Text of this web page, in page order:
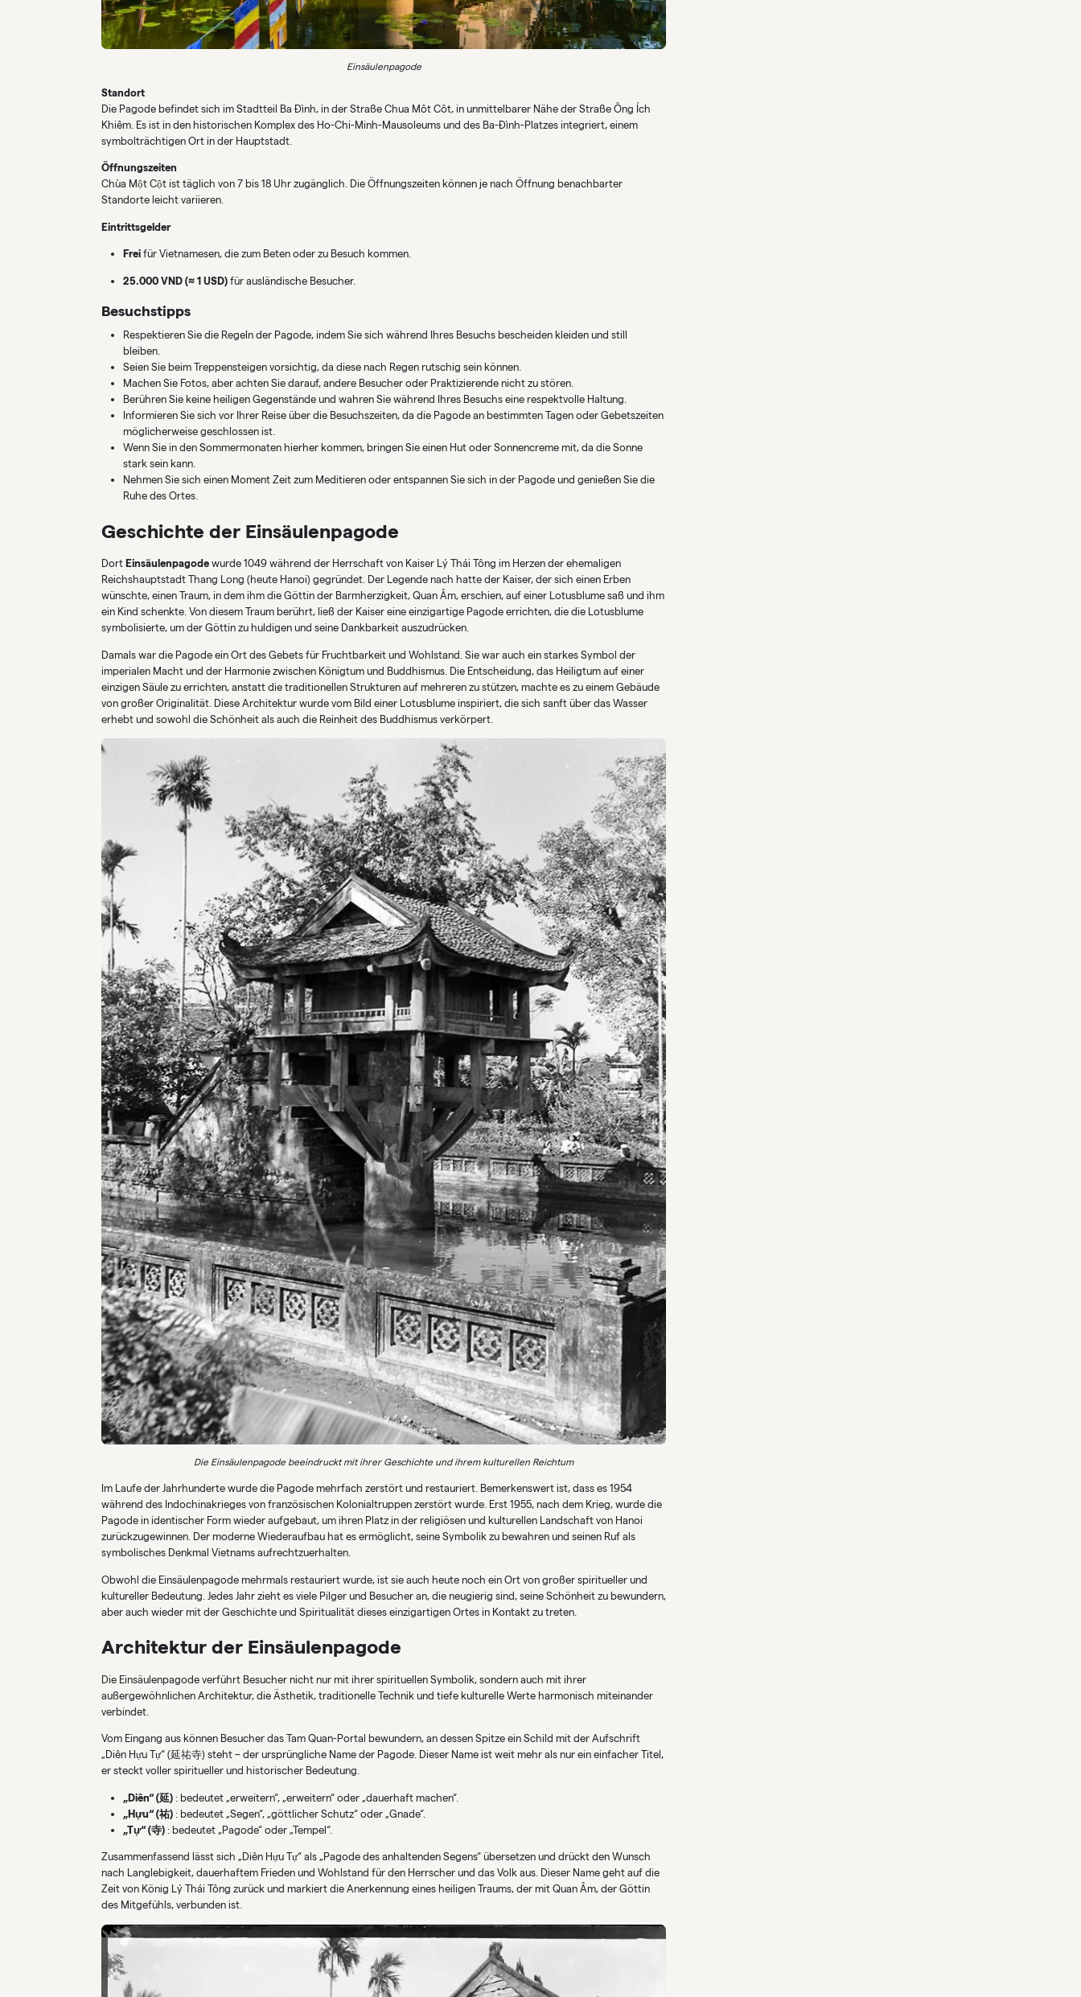
Einsäulenpagode
Standort
Die Pagode befindet sich im Stadtteil Ba Đình, in der Straße Chua Môt Côt, in unmittelbarer Nähe der Straße Ông Ích
Khiêm. Es ist in den historischen Komplex des Ho-Chi-Minh-Mausoleums und des Ba-Đình-Platzes integriert, einem
symbolträchtigen Ort in der Hauptstadt.
Öffnungszeiten
Chùa Một Cột ist täglich von 7 bis 18 Uhr zugänglich. Die Öffnungszeiten können je nach Öffnung benachbarter
Standorte leicht variieren.
Eintrittsgelder
Freifür Vietnamesen, die zum Beten oder zu Besuch kommen.
25.000 VND (≈ 1 USD) für ausländische Besucher.
Besuchstipps
Respektieren Sie die Regeln der Pagode, indem Sie sich während Ihres Besuchs bescheiden kleiden und still
bleiben.
Seien Sie beim Treppensteigen vorsichtig, da diese nach Regen rutschig sein können.
Machen Sie Fotos, aber achten Sie darauf, andere Besucher oder Praktizierende nicht zu stören.
Berühren Sie keine heiligen Gegenstände und wahren Sie während Ihres Besuchs eine respektvolle Haltung.
Informieren Sie sich vor Ihrer Reise über die Besuchszeiten, da die Pagode an bestimmten Tagen oder Gebetszeiten
möglicherweise geschlossen ist.
Wenn Sie in den Sommermonaten hierher kommen, bringen Sie einen Hut oder Sonnencreme mit, da die Sonne
stark sein kann.
Nehmen Sie sich einen Moment Zeit zum Meditieren oder entspannen Sie sich in der Pagode und genießen Sie die
Ruhe des Ortes.
Geschichte der Einsäulenpagode
Dort Einsäulenpagode wurde 1049 während der Herrschaft von Kaiser Lý Thái Tông im Herzen der ehemaligen
Reichshauptstadt Thang Long (heute Hanoi) gegründet. Der Legende nach hatte der Kaiser, der sich einen Erben
wünschte, einen Traum, in dem ihm die Göttin der Barmherzigkeit, Quan Âm, erschien, auf einer Lotusblume saß und ihm
ein Kind schenkte. Von diesem Traum berührt, ließ der Kaiser eine einzigartige Pagode errichten, die die Lotusblume
symbolisierte, um der Göttin zu huldigen und seine Dankbarkeit auszudrücken.
Damals war die Pagode ein Ort des Gebets für Fruchtbarkeit und Wohlstand. Sie war auch ein starkes Symbol der
imperialen Macht und der Harmonie zwischen Königtum und Buddhismus. Die Entscheidung, das Heiligtum auf einer
einzigen Säule zu errichten, anstatt die traditionellen Strukturen auf mehreren zu stützen, machte es zu einem Gebäude
von großer Originalität. Diese Architektur wurde vom Bild einer Lotusblume inspiriert, die sich sanft über das Wasser
erhebt und sowohl die Schönheit als auch die Reinheit des Buddhismus verkörpert.
Die Einsäulenpagode beeindruckt mit ihrer Geschichte und ihrem kulturellen Reichtum
Im Laufe der Jahrhunderte wurde die Pagode mehrfach zerstört und restauriert. Bemerkenswert ist, dass es 1954
während des Indochinakrieges von französischen Kolonialtruppen zerstört wurde. Erst 1955, nach dem Krieg, wurde die
Pagode in identischer Form wieder aufgebaut, um ihren Platz in der religiösen und kulturellen Landschaft von Hanoi
zurückzugewinnen. Der moderne Wiederaufbau hat es ermöglicht, seine Symbolik zu bewahren und seinen Ruf als
symbolisches Denkmal Vietnams aufrechtzuerhalten.
Obwohl die Einsäulenpagode mehrmals restauriert wurde, ist sie auch heute noch ein Ort von großer spiritueller und
kultureller Bedeutung. Jedes Jahr zieht es viele Pilger und Besucher an, die neugierig sind, seine Schönheit zu bewundern,
aber auch wieder mit der Geschichte und Spiritualität dieses einzigartigen Ortes in Kontakt zu treten.
Architektur der Einsäulenpagode
Die Einsäulenpagode verführt Besucher nicht nur mit ihrer spirituellen Symbolik, sondern auch mit ihrer
außergewöhnlichen Architektur, die Ästhetik, traditionelle Technik und tiefe kulturelle Werte harmonisch miteinander
verbindet.
Vom Eingang aus können Besucher das Tam Quan-Portal bewundern, an dessen Spitze ein Schild mit der Aufschrift
„Diên Hựu Tự“ (延祐寺) steht – der ursprüngliche Name der Pagode. Dieser Name ist weit mehr als nur ein einfacher Titel,
er steckt voller spiritueller und historischer Bedeutung.
„Diên“ (延): bedeutet „erweitern“, „erweitern“ oder „dauerhaft machen“.
„Hựu“ (祐): bedeutet „Segen“, „göttlicher Schutz“ oder „Gnade“.
„Tự“ (寺): bedeutet „Pagode“ oder „Tempel“.
Zusammenfassend lässt sich „Diên Hựu Tự“ als „Pagode des anhaltenden Segens“ übersetzen und drückt den Wunsch
nach Langlebigkeit, dauerhaftem Frieden und Wohlstand für den Herrscher und das Volk aus. Dieser Name geht auf die
Zeit von König Lý Thái Tông zurück und markiert die Anerkennung eines heiligen Traums, der mit Quan Âm, der Göttin
des Mitgefühls, verbunden ist.